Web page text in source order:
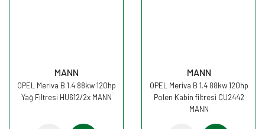
MANN
OPEL Meriva B 1.4 88kw 120hp
Yağ Filtresi HU612/2x MANN
MANN
OPEL Meriva B 1.4 88kw 120hp
Polen Kabin filtresi CU2442
MANN